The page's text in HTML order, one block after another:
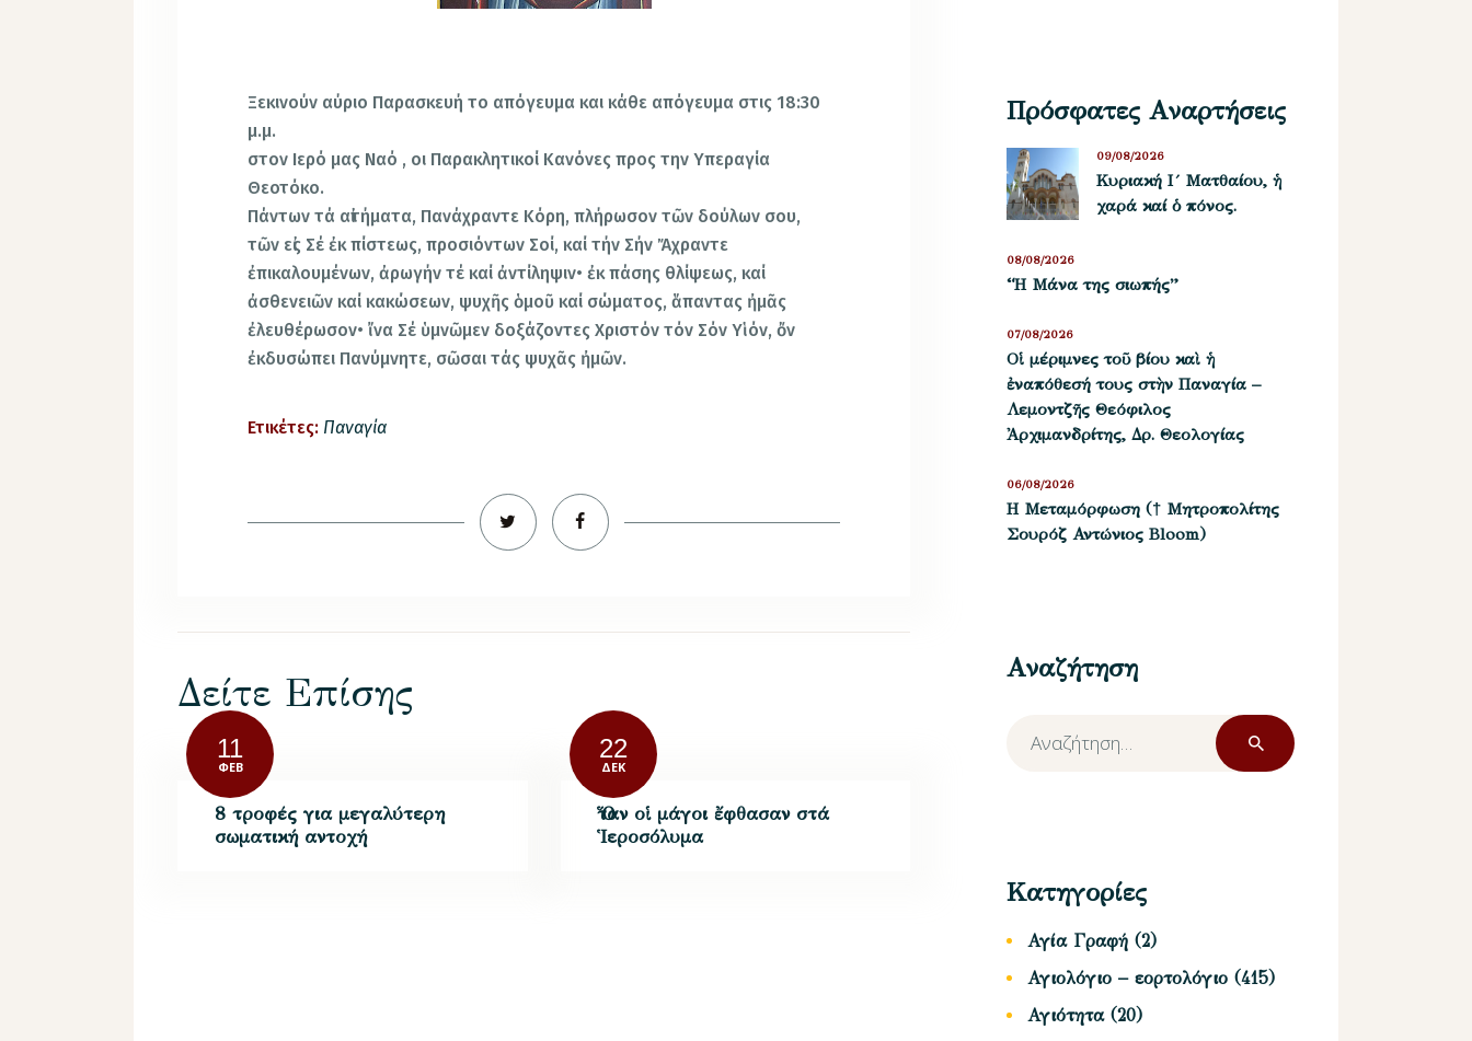
Ξεκινούν αύριο Παρασκευή το απόγευμα και κάθε απόγευμα στις 18:30
μ.μ.
στον Ιερό μας Ναό , οι Παρακλητικοί Κανόνες προς την Υπεραγία
Θεοτόκο.
Πάντων τά αἰτήματα, Πανάχραντε Κόρη, πλήρωσον τῶν δούλων σου,
τῶν εἰς Σέ ἐκ πίστεως, προσιόντων Σοί, καί τήν Σήν Ἄχραντε
ἐπικαλουμένων, ἀρωγήν τέ καί ἀντίληψιν• ἐκ πάσης θλίψεως, καί
ἀσθενειῶν καί κακώσεων, ψυχῆς ὁμοῦ καί σώματος, ἅπαντας ἠμᾶς
ἐλευθέρωσον• ἴνα Σέ ὑμνῶμεν δοξάζοντες Χριστόν τόν Σόν Υἱόν, ὄν
ἐκδυσώπει Πανύμνητε, σῶσαι τάς ψυχᾶς ἠμῶν.
Ετικέτες: Παναγία
Δείτε Επίσης
11
ΦΕΒ
8 τροφές για μεγαλύτερη
σωματική αντοχή
22
ΔΕΚ
Ὅταν οἱ μάγοι ἔφθασαν στά
Ἱεροσόλυμα
Πρόσφατες Αναρτήσεις
Κυριακή Ι´ Ματθαίου, ἡ
χαρά καί ὁ πόνος.
09/08/2026
“Η Μάνα της σιωπής”
08/08/2026
Οἱ μέριμνες τοῦ βίου καὶ ἡ
ἐναπόθεσή τους στὴν Παναγία –
Λεμοντζῆς Θεόφιλος
Ἀρχιμανδρίτης, Δρ. Θεολογίας
07/08/2026
Η Μεταμόρφωση († Μητροπολίτης
Σουρόζ Αντώνιος Bloom)
06/08/2026
Αναζήτηση
Αναζήτηση
για:
Κατηγορίες
Αγία Γραφή (2)
Αγιολόγιο – εορτολόγιο (415)
Αγιότητα(20)